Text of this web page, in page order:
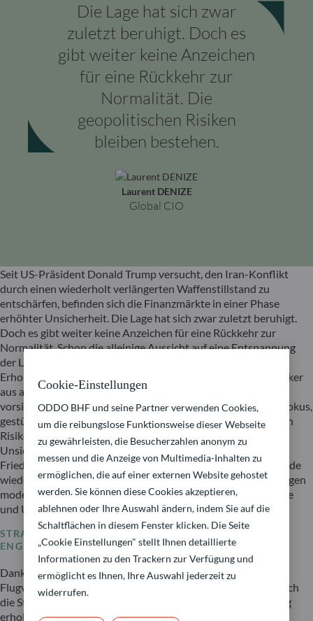
Die Lage hat sich zwar
zuletzt beruhigt. Doch es
gibt weiter keine Anzeichen
für eine Rückkehr zur
Normalität. Die
geopolitischen Risiken
bleiben bestehen.
Laurent DENIZE
Global CIO
Seit US-Präsident Donald Trump versucht, den Iran-Konflikt
durch einen wiederholt verlängerten Waffenstillstand zu
entschärfen, befinden sich die Finanzmärkte in einer Phase
erhöhter Unsicherheit. Die Lage hat sich zwar zuletzt beruhigt.
Doch es gibt weiter keine Anzeichen für eine Rückkehr zur
Normalität. Schon die alleinige Aussicht auf eine Entspannung
der Lage aber hat an den Aktienmärkten bereits eine
Erholungsrallye ausgelöst. In den USA fiel diese deutlich stärker
aus als in Europa, wo die Marktteilnehmer überwiegend
vorsichtig blieben. Vor allem Technologieaktien standen im Fokus,
gestützt von soliden Quartalsergebnissen. Die geopolitischen
Risiken bleiben jedoch bestehen. Vor allem die anhaltende
Unsicherheit in der Straße von Hormus und die stockenden
Friedensverhandlungen ließen die Ölpreise gegen Monatsende
wieder spürbar steigen. Erdgas- und Strompreise zogen dagegen
moderater an, sodass die kurzfristige Belastung für Haushalte
und Unternehmen begrenzt blieb.
STRASSE VON HORMUS – AUCH FÜR DIE MÄRKTE EIN E
NGPASS
Dank des Waffenstillstands gab es weniger Angriffe, und der
Flugverkehr normalisierte sich etwas. Der Schiffsverkehr durch
die Straße von Hormus hat sich jedoch noch nicht vollständig
erholt. Das bedeutet: Auch für die Kapitalmärkte bleibt die
Cookie-Einstellungen
ODDO BHF und seine Partner verwenden Cookies,
um die reibungslose Funktionsweise dieser Webseite
zu gewährleisten, die Besucherzahlen anonym zu
messen und die Anzeige von Multimedia-Inhalten zu
ermöglichen, die auf einer externen Website gehostet
werden. Sie können diese Cookies akzeptieren,
ablehnen oder Ihre Auswahl ändern, indem Sie auf die
Schaltflächen in diesem Fenster klicken. Die Seite
„Cookie Einstellungen" stellt Ihnen detaillierte
Informationen zu den Trackern zur Verfügung und
ermöglicht es Ihnen, Ihre Auswahl jederzeit zu
widerrufen.